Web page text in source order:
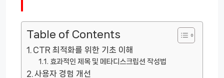
Table of Contents
CTR 최적화를 위한 기초 이해
효과적인 제목 및 메타디스크립션 작성법
사용자 경험 개선